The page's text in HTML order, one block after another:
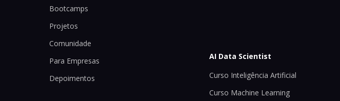
Bootcamps
Projetos
Comunidade
Para Empresas
Depoimentos
AI Data Scientist
Curso Inteligência Artificial
Curso Machine Learning